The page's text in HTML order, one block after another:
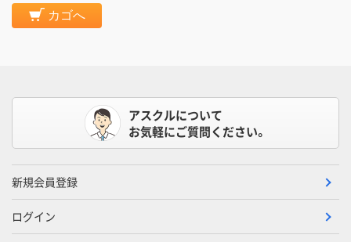
カゴへ
アスクルについて
お気軽にご質問ください。
新規会員登録
ログイン